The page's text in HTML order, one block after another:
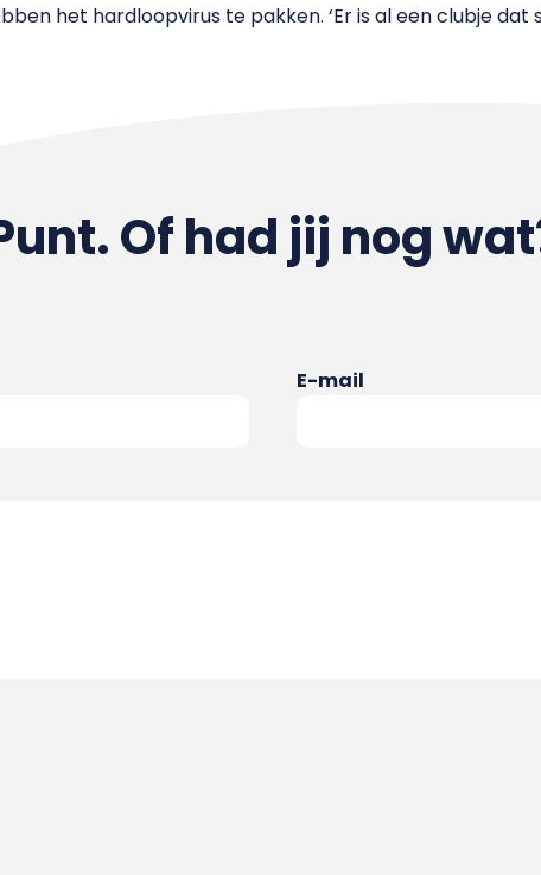
het hardloopvirus te pakken. ‘Er is al een clubje
Of had jij nog
E-mail